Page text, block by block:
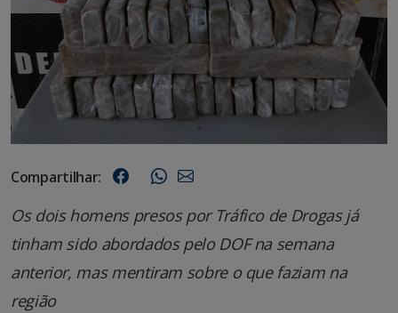
Compartilhar:
Os dois homens presos por Tráfico de Drogas já
tinham sido abordados pelo DOF na semana
anterior, mas mentiram sobre o que faziam na
região